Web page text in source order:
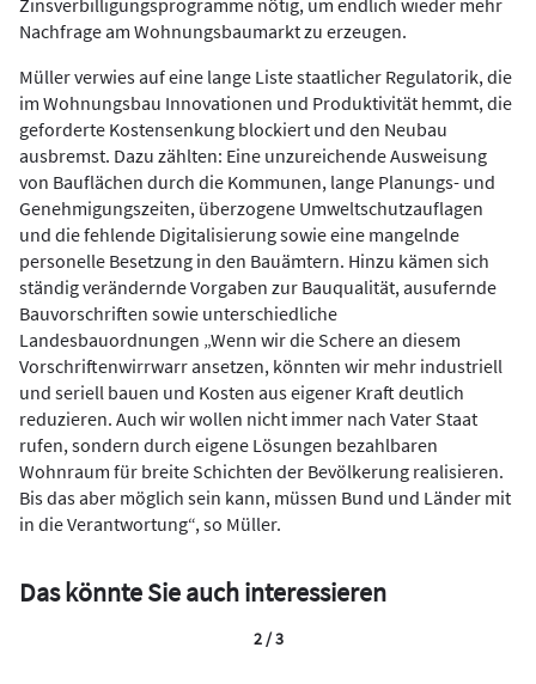
Nachfrage am Wohnungsbaumarkt zu erzeugen.
Müller verwies auf eine lange Liste staatlicher Regulatorik, die
im Wohnungsbau Innovationen und Produktivität hemmt, die
geforderte Kostensenkung blockiert und den Neubau
ausbremst. Dazu zählten: Eine unzureichende Ausweisung
von Bauflächen durch die Kommunen, lange Planungs- und
Genehmigungszeiten, überzogene Umweltschutzauflagen
und die fehlende Digitalisierung sowie eine mangelnde
personelle Besetzung in den Bauämtern. Hinzu kämen sich
ständig verändernde Vorgaben zur Bauqualität, ausufernde
Bauvorschriften sowie unterschiedliche
Landesbauordnungen „Wenn wir die Schere an diesem
Vorschriftenwirrwarr ansetzen, könnten wir mehr industriell
und seriell bauen und Kosten aus eigener Kraft deutlich
reduzieren. Auch wir wollen nicht immer nach Vater Staat
rufen, sondern durch eigene Lösungen bezahlbaren
Wohnraum für breite Schichten der Bevölkerung realisieren.
Bis das aber möglich sein kann, müssen Bund und Länder mit
in die Verantwortung“, so Müller.
Das könnte Sie auch interessieren
2 / 3